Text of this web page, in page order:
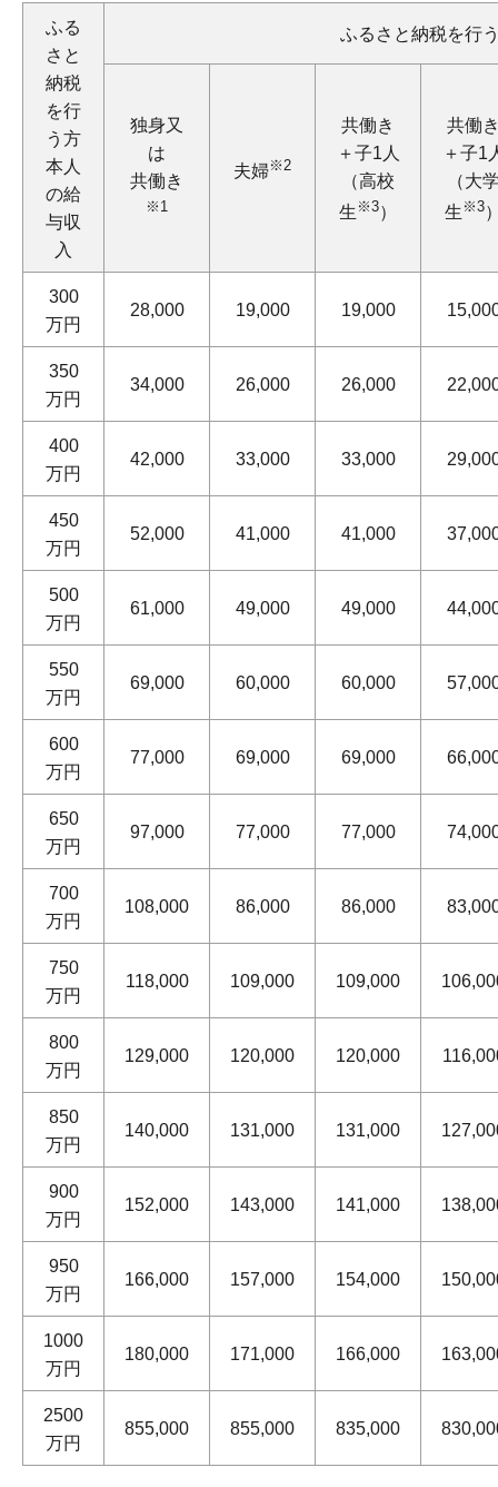
ふる
さと
納税
を行
う方
本人
の給
与収
入
ふるさと納税を行
独身又
は
共働き
※1
夫婦※2
共働き
＋子1人
（高校
生 ※3）
共働
＋子1
（大
生 ※3
300
万円
28,000 19,000 19,000
350
万円
34,000 26,000 26,000
400
万円
42,000 33,000 33,000
450
万円
52,000 41,000 41,000
500
万円
61,000 49,000 49,000
550
万円
69,000 60,000 60,000
600
万円
77,000 69,000 69,000
650
万円
97,000 77,000 77,000
700
万円
108,000 86,000 86,000
750
万円
118,000 109,000 109,000
800
万円
129,000 120,000 120,000
850
万円
140,000 131,000 131,000
900
万円
152,000 143,000 141,000
950
万円
166,000 157,000 154,000
1000
万円
180,000 171,000 166,000
2500
万円
855,000 855,000 835,000